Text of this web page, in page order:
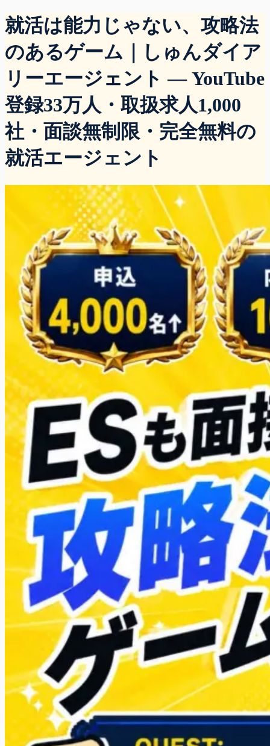
就活は能力じゃない、攻略法
のあるゲーム｜しゅんダイア
リーエージェント — YouTube
登録33万人・取扱求人1,000
社・面談無制限・完全無料の
就活エージェント